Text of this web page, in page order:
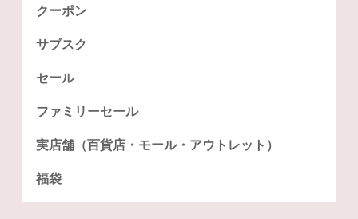
クーポン
サブスク
セール
ファミリーセール
実店舗（百貨店・モール・アウトレット）
福袋